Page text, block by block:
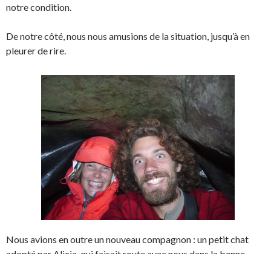
notre condition.
De notre côté, nous nous amusions de la situation, jusqu’à en
pleurer de rire.
Nous avions en outre un nouveau compagnon : un petit chat